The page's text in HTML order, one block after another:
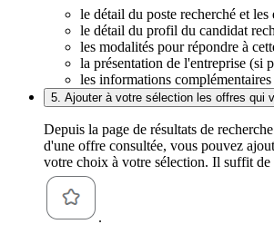
le détail du poste recherché et les
le détail du profil du candidat
les modalités pour répondre à
la présentation de l'entreprise (si
les informations complémentaires
5. Ajouter à votre sélection les offres qui
Depuis la page de résultats de
d'une offre consultée, vous pouvez
votre choix à votre sélection. Il suffit
.